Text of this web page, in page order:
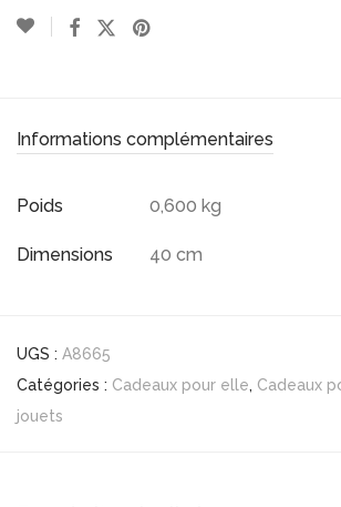
Informations complémentaires
Poids 0,600 kg
Dimensions 40 cm
UGS : A8665
Catégories : Cadeaux pour elle, Cadeaux
jouets